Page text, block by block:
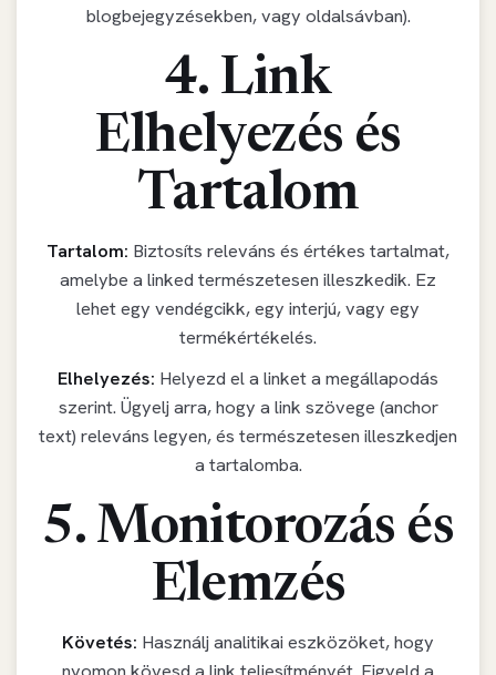
blogbejegyzésekben, vagy oldalsávban).
4. Link
Elhelyezés és
Tartalom
Tartalom: Biztosíts releváns és értékes tartalmat,
amelybe a linked természetesen illeszkedik. Ez
lehet egy vendégcikk, egy interjú, vagy egy
termékértékelés.
Elhelyezés: Helyezd el a linket a megállapodás
szerint. Ügyelj arra, hogy a link szövege (anchor
text) releváns legyen, és természetesen illeszkedjen
a tartalomba.
5. Monitorozás és
Elemzés
Követés: Használj analitikai eszközöket, hogy
nyomon kövesd a link teljesítményét. Figyeld a